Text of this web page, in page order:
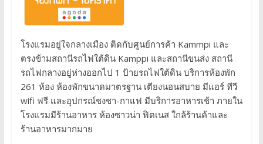
โรงแรมอยู่ใจกลางเมือง ติดกับศูนย์การค้า Kammpi และ
ตรงข้ามสถานีรถไฟใต้ดิน Kamppi และสถานีขนส่ง สถานี
รถไฟกลางอยู่ห่างออกไป 1 ป้ายรถไฟใต้ดิน บริการห้องพัก
261 ห้อง ห้องพักขนาดมาตรฐาน เตียงนอนสบาย มีแอร์ ทีวี
wifi ฟรี และอุปกรณ์ชงชา-กาแฟ มีบริการอาหารเช้า ภายใน
โรงแรมมีร้านอาหาร ห้องซาวน่า ฟิตเนส ใกล้ร้านค้าและ
ร้านอาหารมากมาย